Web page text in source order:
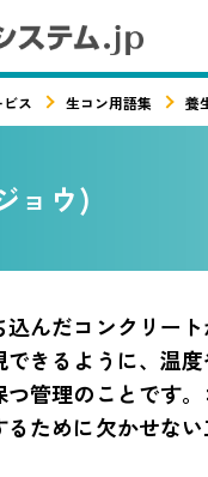
ス 生コン用語集 養
ョウ)
んだコンクリー
きるように、温
管理のことです
ために欠かせない